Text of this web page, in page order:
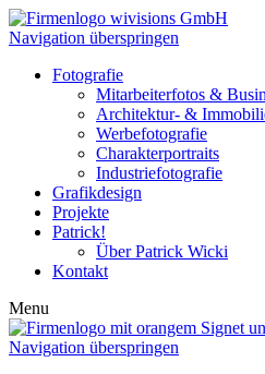
Navigation überspringen
Fotografie
Mitarbeiterfotos &
Architektur- &
Werbefotografie
Charakterportraits
Industriefotografie
Grafikdesign
Projekte
Patrick!
Über Patrick Wicki
Kontakt
Menu
Navigation überspringen